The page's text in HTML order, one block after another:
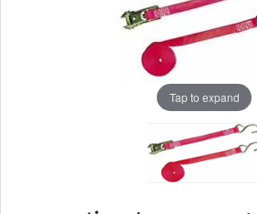
Tap to expand